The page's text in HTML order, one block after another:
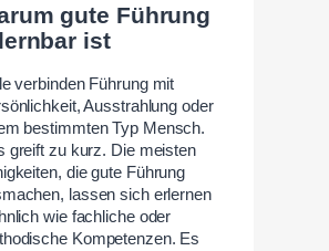
gute Führung
ist
verbinden Führung mit
Ausstrahlung oder
bestimmten Typ Mensch.
greift zu kurz. Die meisten
die gute Führung
lassen sich erlernen
wie fachliche oder
Kompetenzen. Es